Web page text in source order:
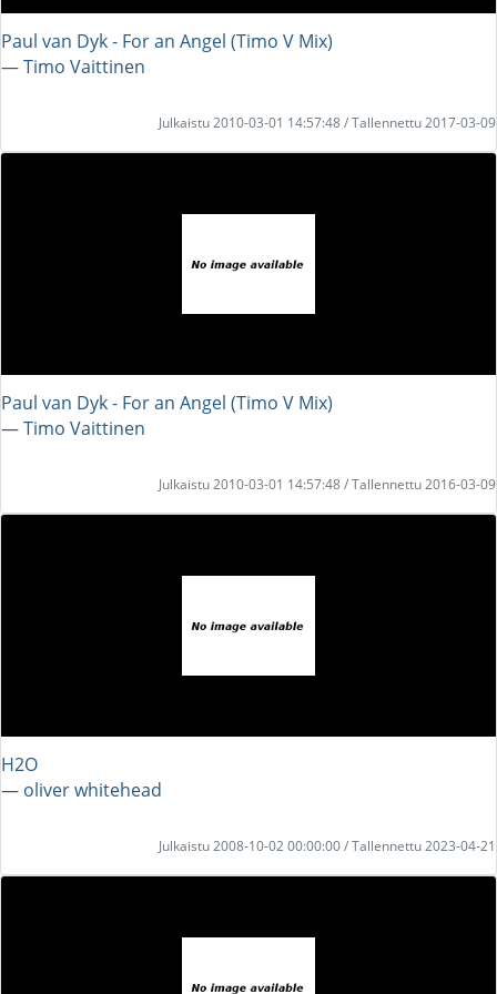
Paul van Dyk - For an Angel (Timo V Mix)
― Timo Vaittinen
Julkaistu 2010-03-01 14:57:48 / Tallennettu 2017-03-09
Paul van Dyk - For an Angel (Timo V Mix)
― Timo Vaittinen
Julkaistu 2010-03-01 14:57:48 / Tallennettu 2016-03-09
H2O
― oliver whitehead
Julkaistu 2008-10-02 00:00:00 / Tallennettu 2023-04-21